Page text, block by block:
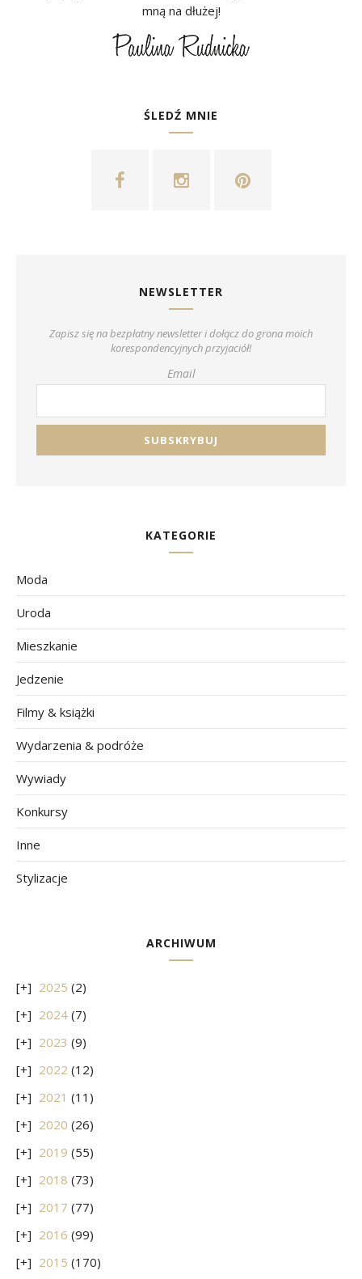
mną na dłużej!
ŚLEDŹ MNIE
NEWSLETTER
Zapisz się na bezpłatny newsletter i dołącz do grona moich
korespondencyjnych przyjaciół!
Email
KATEGORIE
Moda
Uroda
Mieszkanie
Jedzenie
Filmy & książki
Wydarzenia & podróże
Wywiady
Konkursy
Inne
Stylizacje
ARCHIWUM
2025 (2)
2024 (7)
2023 (9)
2022 (12)
2021 (11)
2020 (26)
2019 (55)
2018 (73)
2017 (77)
2016 (99)
2015 (170)